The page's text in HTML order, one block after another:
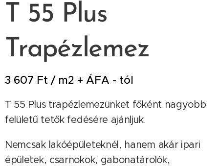
T 55 Plus
Trapézlemez
3 607 Ft / m2 + ÁFA - tól
T 55 Plus trapézlemezünket főként nagyobb
felületű tetők fedésére ajánljuk.
Nemcsak lakóépületeknél, hanem akár ipari
épületek, csarnokok, gabonatárolók,